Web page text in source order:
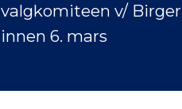
valgkomiteen v/ Birger
innen 6. mars